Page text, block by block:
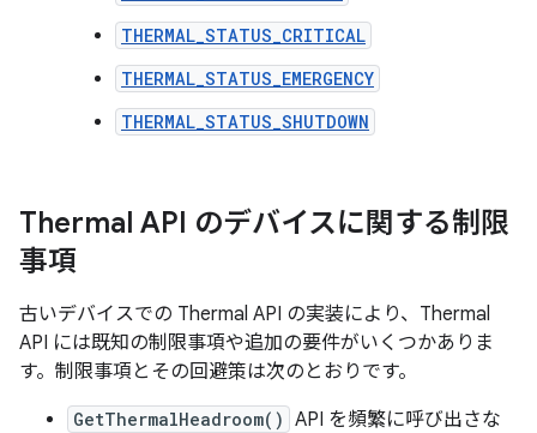
THERMAL_STATUS_CRITICAL
THERMAL_STATUS_EMERGENCY
THERMAL_STATUS_SHUTDOWN
Thermal API のデバイスに関する制限
事項
古いデバイスでの Thermal API の実装により、Thermal
API には既知の制限事項や追加の要件がいくつかありま
す。制限事項とその回避策は次のとおりです。
GetThermalHeadroom() API を頻繁に呼び出さな